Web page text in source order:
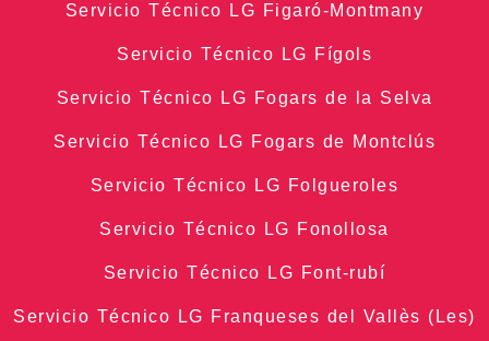
Servicio Técnico LG Figaró-Montmany
Servicio Técnico LG Fígols
Servicio Técnico LG Fogars de la Selva
Servicio Técnico LG Fogars de Montclús
Servicio Técnico LG Folgueroles
Servicio Técnico LG Fonollosa
Servicio Técnico LG Font-rubí
Servicio Técnico LG Franqueses del Vallès (Les)